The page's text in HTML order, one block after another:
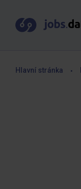
Hlavní stránka